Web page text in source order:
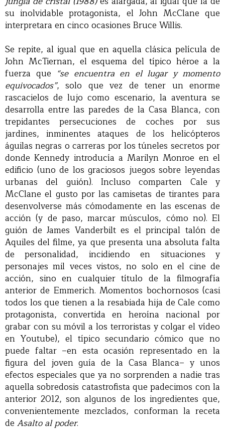
su inolvidable protagonista, el John McClane que
interpretara en cinco ocasiones Bruce Willis.
Se repite, al igual que en aquella clásica película de
John McTiernan, el esquema del típico héroe a la
fuerza que “se encuentra en el lugar y momento
equivocados”, solo que vez de tener un enorme
rascacielos de lujo como escenario, la aventura se
desarrolla entre las paredes de la Casa Blanca, con
trepidantes persecuciones de coches por sus
jardines, inminentes ataques de los helicópteros
águilas negras o carreras por los túneles secretos por
donde Kennedy introducía a Marilyn Monroe en el
edificio (uno de los graciosos juegos sobre leyendas
urbanas del guión). Incluso comparten Cale y
McClane el gusto por las camisetas de tirantes para
desenvolverse más cómodamente en las escenas de
acción (y de paso, marcar músculos, cómo no). El
guión de James Vanderbilt es el principal talón de
Aquiles del filme, ya que presenta una absoluta falta
de personalidad, incidiendo en situaciones y
personajes mil veces vistos, no solo en el cine de
acción, sino en cualquier título de la filmografía
anterior de Emmerich. Momentos bochornosos (casi
todos los que tienen a la resabiada hija de Cale como
protagonista, convertida en heroína nacional por
grabar con su móvil a los terroristas y colgar el vídeo
en Youtube), el típico secundario cómico que no
puede faltar –en esta ocasión representado en la
figura del joven guía de la Casa Blanca– y unos
efectos especiales que ya no sorprenden a nadie tras
aquella sobredosis catastrofista que padecimos con la
anterior 2012, son algunos de los ingredientes que,
convenientemente mezclados, conforman la receta
de Asalto al poder.